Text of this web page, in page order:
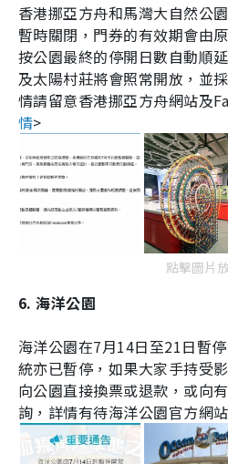
香港挪亞方舟和馬灣大自然公
暫時關閉，門券的有效期會由
按公園最終的停開日數自動順
及太陽村莊將會照常開放，並
情請留意香港挪亞方舟網站及
情>
點擊圖片
6. 海洋公園
海洋公園在7月14日至21日暫
統亦已暫停，如果大家手持受
向公園直接換票或退款，或向
詢，詳情有待海洋公園官方網